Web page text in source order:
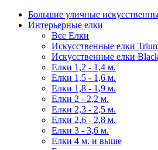
Большие уличные
Интерьерные елки
Все Елки
Искусственные елки
Искусственные елки
Елки 1,2 - 1,4 м.
Елки 1,5 - 1,6 м.
Елки 1,8 - 1,9 м.
Елки 2 - 2,2 м.
Елки 2,3 - 2,5 м.
Елки 2,6 - 2,8 м.
Елки 3 - 3,6 м.
Елки 4 м. и выше